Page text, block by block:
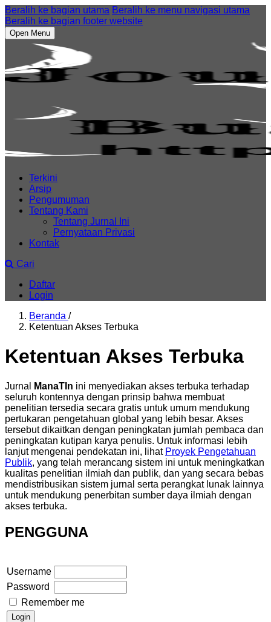
Beralih ke bagian utama Beralih ke menu navigasi utama
Beralih ke bagian footer website
Open Menu
Terkini
Arsip
Pengumuman
Tentang Kami
Tentang Jurnal Ini
Pernyataan Privasi
Kontak
Cari
Daftar
Login
Beranda /
Ketentuan Akses Terbuka
Ketentuan Akses Terbuka
Jurnal ManaTIn ini menyediakan akses terbuka terhadap
seluruh kontennya dengan prinsip bahwa membuat
penelitian tersedia secara gratis untuk umum mendukung
pertukaran pengetahuan global yang lebih besar. Akses
tersebut dikaitkan dengan peningkatan jumlah pembaca dan
peningkatan kutipan karya penulis. Untuk informasi lebih
lanjut mengenai pendekatan ini, lihat Proyek Pengetahuan
Publik, yang telah merancang sistem ini untuk meningkatkan
kualitas penelitian ilmiah dan publik, dan yang secara bebas
mendistribusikan sistem jurnal serta perangkat lunak lainnya
untuk mendukung penerbitan sumber daya ilmiah dengan
akses terbuka.
PENGGUNA
Username
Password
Remember me